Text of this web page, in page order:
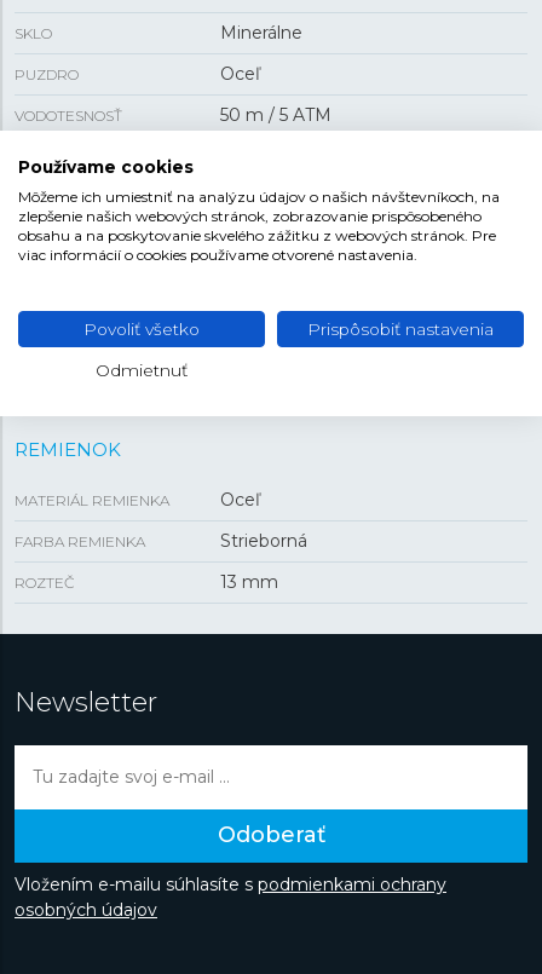
SKLO Minerálne
PUZDRO Oceľ
VODOTESNOSŤ 50 m / 5 ATM
POHON
KALIBER STROJA F03.105
REMIENOK
MATERIÁL REMIENKA Oceľ
FARBA REMIENKA Strieborná
ROZTEČ 13 mm
Newsletter
Odoberať
Vložením e-mailu súhlasíte s podmienkami ochrany
osobných údajov
Používame cookies
Môžeme ich umiestniť na analýzu údajov o našich návštevníkoch, na
zlepšenie našich webových stránok, zobrazovanie prispôsobeného
obsahu a na poskytovanie skvelého zážitku z webových stránok. Pre
viac informácií o cookies používame otvorené nastavenia.
Povoliť všetko Prispôsobiť nastavenia
Odmietnuť